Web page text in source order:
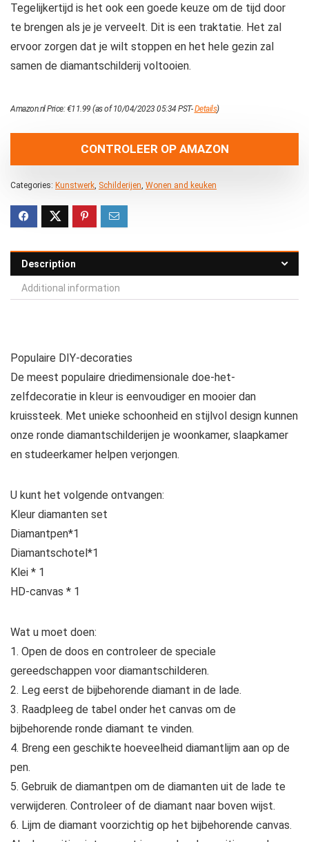
Tegelijkertijd is het ook een goede keuze om de tijd door
te brengen als je je verveelt. Dit is een traktatie. Het zal
ervoor zorgen dat je wilt stoppen en het hele gezin zal
samen de diamantschilderij voltooien.
Amazon.nl Price:€11.99 (as of 10/04/2023 05:34 PST-Details)
CONTROLEER OP AMAZON
Categories: Kunstwerk Schilderijen Wonen and keuken
Description
Additional information
Populaire DIY-decoraties
De meest populaire driedimensionale doe-het-
zelfdecoratie in kleur is eenvoudiger en mooier dan
kruissteek. Met unieke schoonheid en stijlvol design kunnen
onze ronde diamantschilderijen je woonkamer, slaapkamer
en studeerkamer helpen verjongen.
U kunt het volgende ontvangen:
Kleur diamanten set
Diamantpen*1
Diamantschotel*1
Klei * 1
HD-canvas * 1
Wat u moet doen:
1. Open de doos en controleer de speciale
gereedschappen voor diamantschilderen.
2. Leg eerst de bijbehorende diamant in de lade.
3. Raadpleeg de tabel onder het canvas om de
bijbehorende ronde diamant te vinden.
4. Breng een geschikte hoeveelheid diamantlijm aan op de
pen.
5. Gebruik de diamantpen om de diamanten uit de lade te
verwijderen. Controleer of de diamant naar boven wijst.
6. Lijm de diamant voorzichtig op het bijbehorende canvas.